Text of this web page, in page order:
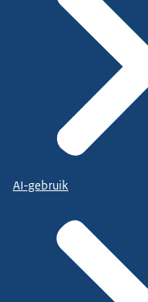
AI-gebruik